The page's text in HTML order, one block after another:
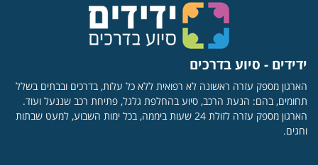
ידידים - סיוע בדרכים
הארגון מספק עזרה ראשונה לא רפואית ללא כל עלות, בדרכים ובבתים בשלל
תחומים, בהם: הנעת הרכב, סיוע בהחלפת גלגל, פתיחת רכב שננעל ועוד.
הארגון מספק עזרה לזולת 24 שעות ביממה, בכל ימות השבוע, למעט שבתות
וחגים.